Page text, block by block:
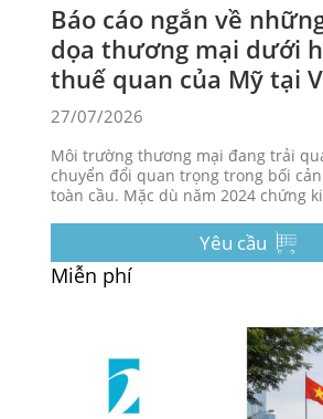
Báo cáo ngắn về
dọa thương mại dưới
thuế quan của Mỹ tại
27/07/2026
Môi trường thương mại đang trải
chuyển đổi quan trọng trong bối
toàn cầu. Mặc dù năm 2024 chứng
đã gây ra sự gián đoạn ngay lập tức,
điểm yếu về cấu trúc trong nền kinh
xuất khẩu.
Yêu cầu
Miễn phí